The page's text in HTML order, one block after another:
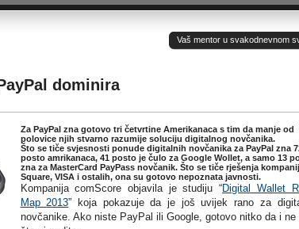
Vaš mentor u svakodnevnom
dominira
Za PayPal zna gotovo tri četvrtine Amerikanaca s tim da manje od
polovice njih stvarno razumije soluciju digitalnog novčanika.
Što se tiče svjesnosti ponude digitalnih novčanika za PayPal zna
posto amrikanaca, 41 posto je čulo za Google Wollet, a samo 13
zna za MasterCard PayPass novčanik. Što se tiče rješenja
Square, VISA i ostalih, ona su gotovo nepoznata javnosti.
Kompanija comScore objavila je studiju “Digital Wallet
Map 2013” koja pokazuje da je još uvijek rano za
novčanike. Ako niste PayPal ili Google, gotovo nitko da i ne